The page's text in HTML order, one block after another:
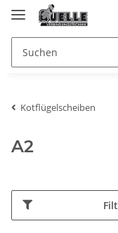
Kotflügelscheiben
A2